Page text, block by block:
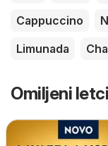
Cappuccino
Limunada
Omiljeni